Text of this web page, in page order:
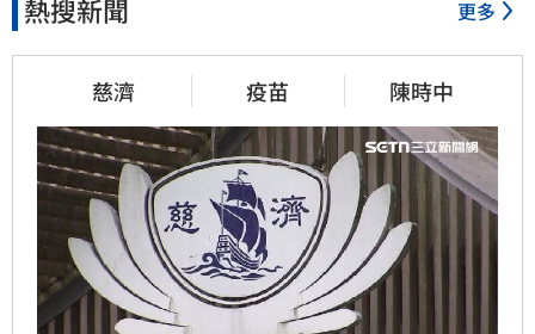
熱搜新聞 更多
慈濟 疫苗 陳時中